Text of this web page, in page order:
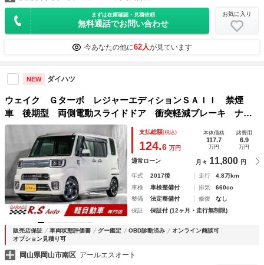
まずは在庫確認・見積依頼
無料通話でお問い合わせ
お気に入り
今あなたの他に62人が見ています
NEW ダイハツ
ウェイク Ｇターボ レジャーエディションＳＡＩＩ 禁煙
車 後期型 両側電動スライドドア 衝突軽減ブレーキ ナビ
ＴＶ バックカメラ ＥＴＣ ＣＤ／ＤＶＤ再生 Ｂｌｕｅｔ
ｏｏｔｈ接続 １５ＡＷ ＴＵＲＢＯ付 アイドリングストッ
プ スマートアシスト 記録簿
支払総額(税込)
124.6 万円
本体価格
117.7
万円
諸費用
6.9
万円
通常ローン 月々 11,800 円
年式 2017後 走行
4.8万km
車検
車検整備付 排気
660cc
整備
法定整備付 修復
なし
保証
保証付 (12ヶ月・走行無制限)
販売店保証 車両状態評価書 グー鑑定 OBD診断済み
オンライン商談可
オプション見積り可
岡山県岡山市南区 アールエスオート